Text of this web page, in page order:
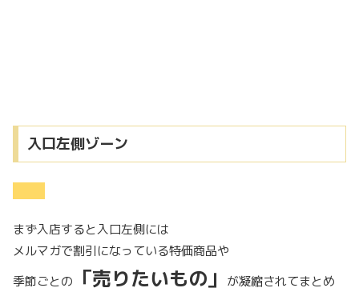
入口左側ゾーン
まず入店すると入口左側には
メルマガで割引になっている特価商品や
季節ごとの
「売りたいもの」
が凝縮されてまとめ